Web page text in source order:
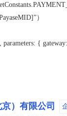
）
{
）有限公司